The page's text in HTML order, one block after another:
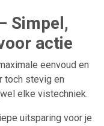
Simpel,
actie
eenvoud en
toch stevig en
elke vistechniek.
uitsparing voor je